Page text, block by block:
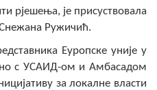
УПРАВА
рјешења, је присуствовала
Ружичић.
Еуропске уније у
с УСАИД-ом и Амбасадом
за локалне власти